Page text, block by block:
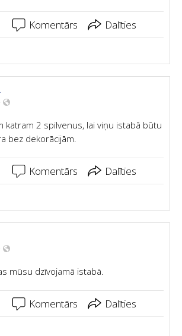
Komentārs Dalīties
katram 2 spilvenus, lai viņu istabā būtu
bez dekorācijām.
Komentārs Dalīties
mūsu dzīvojamā istabā.
Komentārs Dalīties